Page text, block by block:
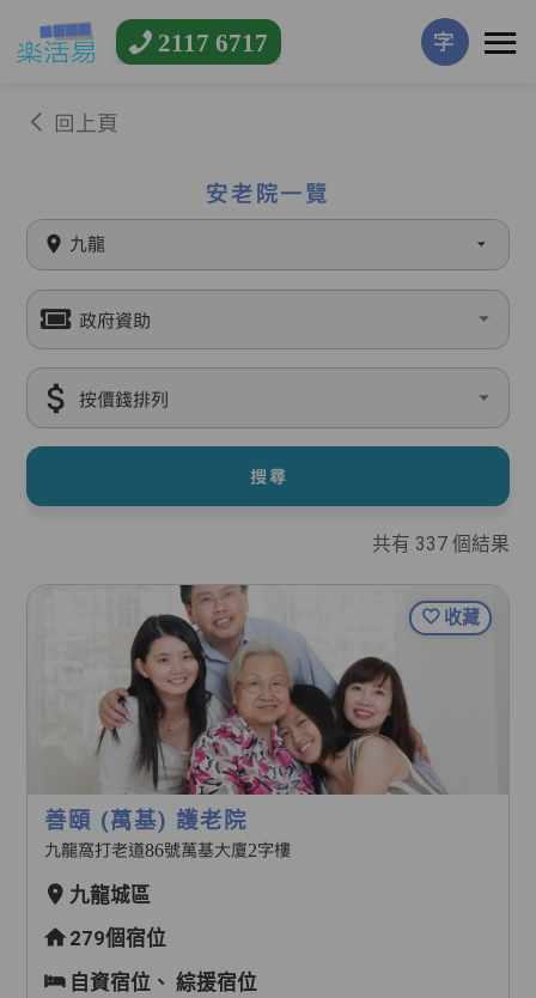
2117 6717 字
回上頁
安老院一覽
九龍
政府資助
按價錢排列
搜尋
共有 337個結果
收藏
善頤 (萬基) 護老院
九龍窩打老道86號萬基大廈2字樓
九龍城區
279個宿位
自資宿位、綜援宿位